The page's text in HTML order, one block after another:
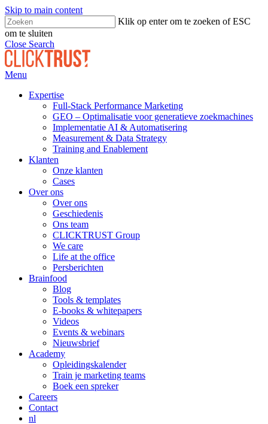
Skip to main content
Klik op enter om te zoeken of ESC
om te sluiten
Close Search
Menu
Expertise
Full-Stack Performance Marketing
GEO – Optimalisatie voor generatieve zoekmachines
Implementatie AI & Automatisering
Measurement & Data Strategy
Training and Enablement
Klanten
Onze klanten
Cases
Over ons
Over ons
Geschiedenis
Ons team
CLICKTRUST Group
We care
Life at the office
Persberichten
Brainfood
Blog
Tools & templates
E-books & whitepapers
Videos
Events & webinars
Nieuwsbrief
Academy
Opleidingskalender
Train je marketing teams
Boek een spreker
Careers
Contact
nl